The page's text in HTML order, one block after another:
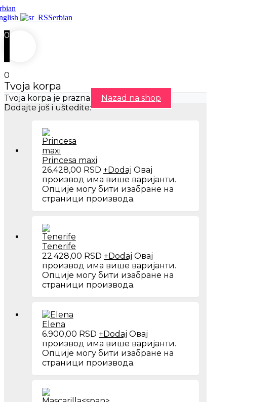
Serbian
0
0
Tvoja korpa
Tvoja korpa je prazna
Nazad na shop
Dodajte još i uštedite:
Princesa maxi
26.428,00 RSD + Dodaj Овај
производ има више варијанти.
Опције могу бити изабране на
страници производа.
Tenerife
22.428,00 RSD + Dodaj Овај
производ има више варијанти.
Опције могу бити изабране на
страници производа.
Elena
6.900,00 RSD + Dodaj Овај
производ има више варијанти.
Опције могу бити изабране на
страници производа.